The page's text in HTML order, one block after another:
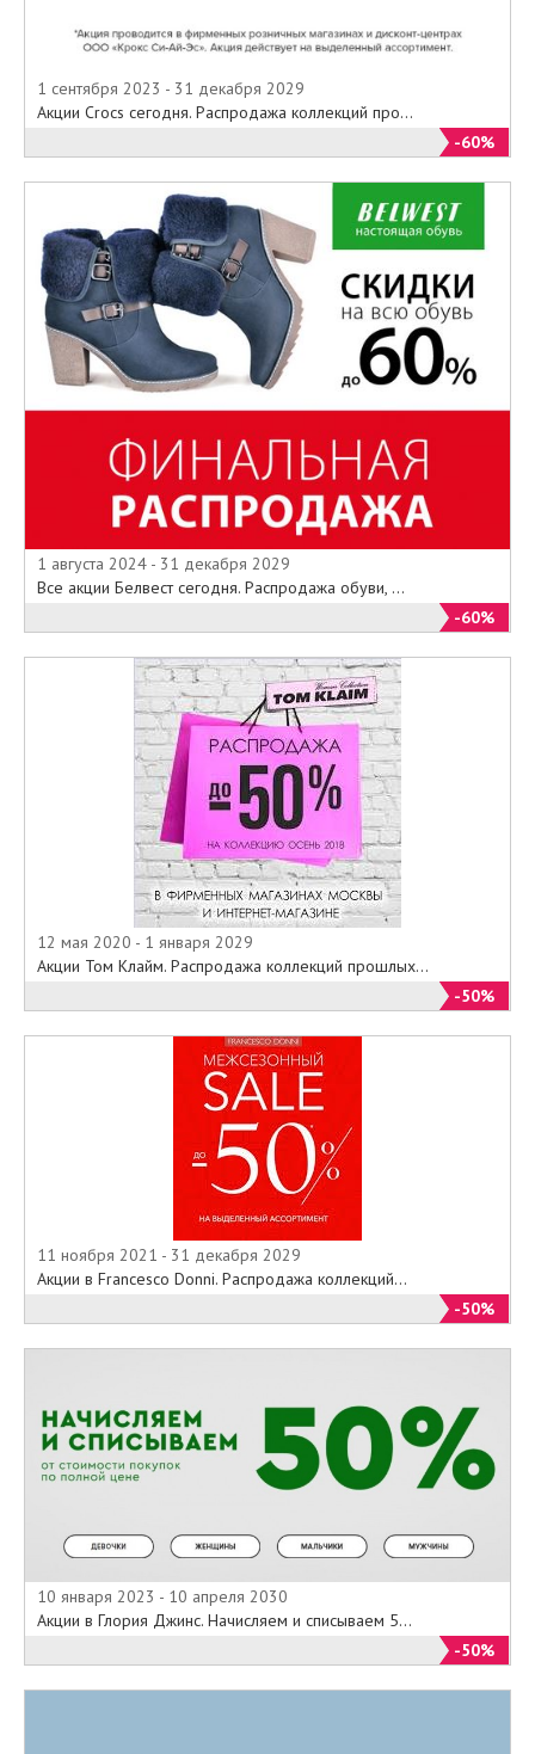
1 сентября 2023 - 31 декабря 2029
Акции Crocs сегодня. Распродажа коллекций про...
-60%
1 августа 2024 - 31 декабря 2029
Все акции Белвест сегодня. Распродажа обуви, ...
-60%
12 мая 2020 - 1 января 2029
Акции Том Клайм. Распродажа коллекций прошлых...
-50%
11 ноября 2021 - 31 декабря 2029
Акции в Francesco Donni. Распродажа коллекций...
-50%
10 января 2023 - 10 апреля 2030
Акции в Глория Джинс. Начисляем и списываем 5...
-50%